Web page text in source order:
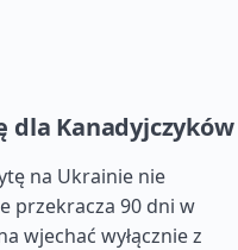
dla Kanadyjczyków
na Ukrainie nie
przekracza 90 dni w
wjechać wyłącznie z